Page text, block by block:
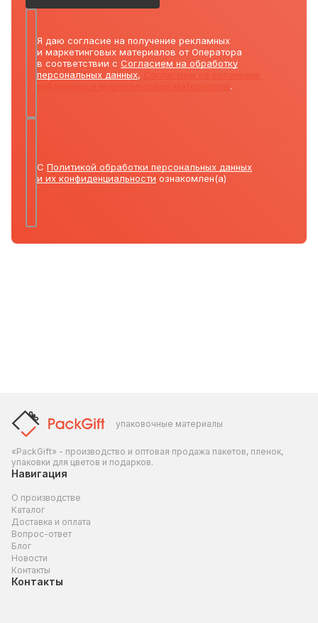
Я даю согласие на получение рекламных
и маркетинговых материалов от Оператора
в соответствии с Согласием на обработку
персональных данных,
.
С Политикой обработки персональных данных
и их конфиденциальности ознакомлен(а)
упаковочные материалы
«PackGift» - производство и оптовая продажа пакетов, пленок,
упаковки для цветов и подарков.
Навигация
О производстве
Каталог
Доставка и оплата
Вопрос-ответ
Блог
Новости
Контакты
Контакты